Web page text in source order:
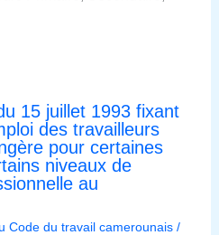
15 juillet 1993 fixant
des travailleurs
pour certaines
niveaux de
au
Code du travail camerounais/